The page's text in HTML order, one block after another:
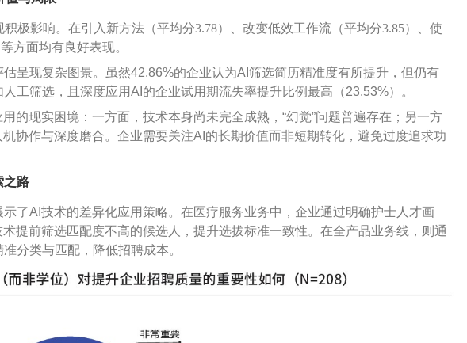
极影响。在引入新方法（平均分3.78）、改变低效工作流（平均分3.85）、使
方面均有良好表现。
呈现复杂图景。虽然42.86%的企业认为AI筛选简历精准度有所提升，但仍有
工筛选，且深度应用AI的企业试用期流失率提升比例最高（23.53%）。
的现实困境：一方面，技术本身尚未完全成熟，“幻觉”问题普遍存在；另一方
协作与深度磨合。企业需要关注AI的长期价值而非短期转化，避免过度追求功
之路
了AI技术的差异化应用策略。在医疗服务业务中，企业通过明确护士人才画
提前筛选匹配度不高的候选人，提升选拔标准一致性。在全产品业务线，则通
分类与匹配，降低招聘成本。